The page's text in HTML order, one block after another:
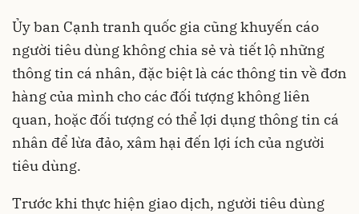
Ủy ban Cạnh tranh quốc gia cũng khuyến cáo
người tiêu dùng không chia sẻ và tiết lộ những
thông tin cá nhân, đặc biệt là các thông tin về đơn
hàng của mình cho các đối tượng không liên
quan, hoặc đối tượng có thể lợi dụng thông tin cá
nhân để lừa đảo, xâm hại đến lợi ích của người
tiêu dùng.
Trước khi thực hiện giao dịch, người tiêu dùng